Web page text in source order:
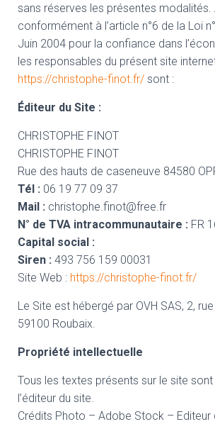
sans réserves les présentes modalités.
conformément à l’article n°6 de la Loi
Juin 2004 pour la confiance dans
les responsables du présent site
https://christophe-finot.fr/ sont :
Éditeur du Site :
CHRISTOPHE FINOT
CHRISTOPHE FINOT
Rue des hauts de caseneuve 84580
Tél : 06 19 77 09 37
Mail : christophe.finot@free.fr
N° de TVA intracommunautaire : FR
Capital social :
Siren : 493 756 159 00031
Site Web : https://christophe-finot.fr/
Le Site est hébergé par OVH SAS, 2,
59100 Roubaix.
Propriété intellectuelle
Tous les textes présents sur le site
l’éditeur du site.
Crédits Photo – Adobe Stock – Editeur